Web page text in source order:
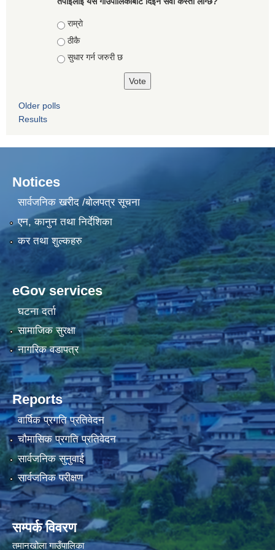
Choices
राम्राे
ठीकै
सुधार गर्न जरुरी छ
Older polls
Results
Notices
सार्वजनिक खरीद /बोलपत्र सूचना
एन, कानुन तथा निर्देशिका
कर तथा शुल्कहरु
eGov services
घटना दर्ता
सामाजिक सुरक्षा
नागरिक वडापत्र
Reports
वार्षिक प्रगति प्रतिवेदन
चौमासिक प्रगति प्रतिवेदन
सार्वजनिक सुनुवाई
सार्वजनिक परीक्षण
सम्पर्क विवरण
तमानखोला गाउँपालिका